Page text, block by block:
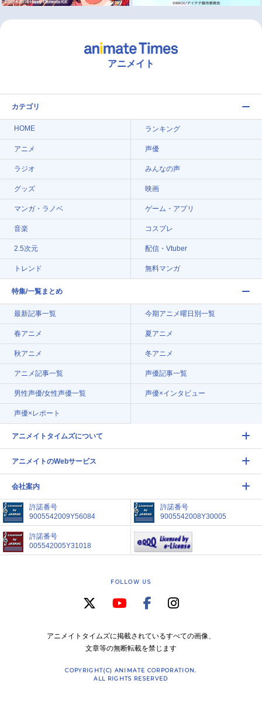
アニメイト
カテゴリ
HOME ランキング
アニメ 声優
ラジオ みんなの声
グッズ 映画
マンガ・ラノベ ゲーム・アプリ
音楽 コスプレ
2.5次元 配信・Vtuber
トレンド 無料マンガ
特集/一覧まとめ
最新記事一覧 今期アニメ曜日別一覧
春アニメ 夏アニメ
秋アニメ 冬アニメ
アニメ記事一覧 声優記事一覧
男性声優/女性声優一覧 声優×インタビュー
声優×レポート
アニメイトタイムズについて
アニメイトのWebサービス
会社案内
許諾番号
9005542009Y56084
許諾番号
9005542008Y30005
許諾番号
005542005Y31018
FOLLOW US
アニメイトタイムズに掲載されているすべての画像、
文章等の無断転載を禁じます
COPYRIGHT(C) ANIMATE CORPORATION.
ALL RIGHTS RESERVED